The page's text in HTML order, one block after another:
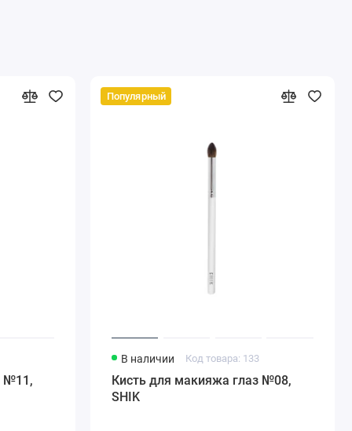
№11,
Популярный
В наличии Код товара: 133
Кисть для макияжа глаз №08,
SHIK